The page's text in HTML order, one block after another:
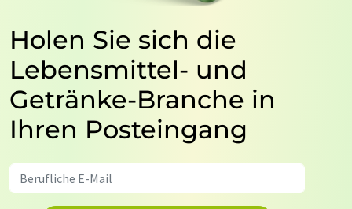
Holen Sie sich die
Lebensmittel- und
Getränke-Branche in
Ihren Posteingang